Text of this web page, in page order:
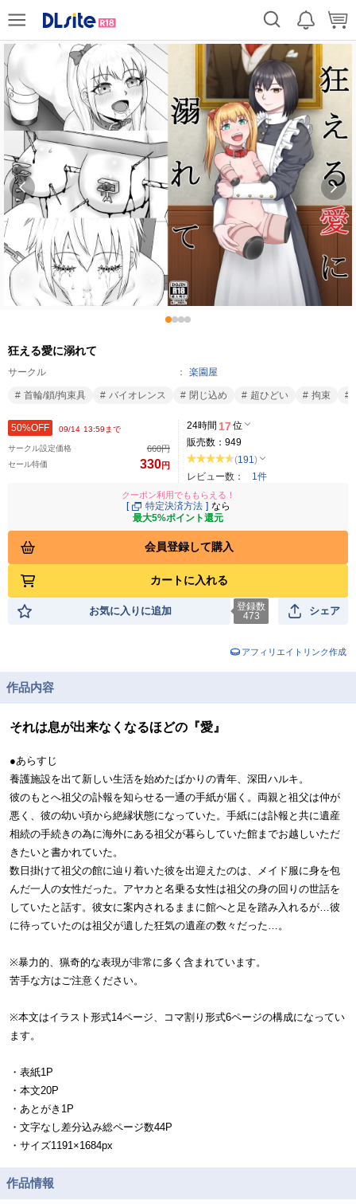
狂える愛に溺れて
サークル 楽園屋
首輪/鎖/拘束具 バイオレンス 閉じ込め 超ひどい 拘束
50%OFF 09/14 13:59まで
サークル設定価格 660円
セール特価 330円
24時間 17位
販売数： 949
(191 )
レビュー数：
1件
クーポン利用でももらえる！
[ 特定決済方法] なら
最大5%ポイント還元
会員登録して購入
カートに入れる
お気に入りに追加
登録数
473
シェア
アフィリエイトリンク作成
作品内容
それは息が出来なくなるほどの『愛』
●あらすじ
養護施設を出て新しい生活を始めたばかりの青年、深田ハルキ。
彼のもとへ祖父の訃報を知らせる一通の手紙が届く。両親と祖父は仲が
悪く、彼の幼い頃から絶縁状態になっていた。手紙には訃報と共に遺産
相続の手続きの為に海外にある祖父が暮らしていた館までお越しいただ
きたいと書かれていた。
数日掛けて祖父の館に辿り着いた彼を出迎えたのは、メイド服に身を包
んだ一人の女性だった。アヤカと名乗る女性は祖父の身の回りの世話を
していたと話す。彼女に案内されるままに館へと足を踏み入れるが…彼
に待っていたのは祖父が遺した狂気の遺産の数々だった…。
※暴力的、猟奇的な表現が非常に多く含まれています。
苦手な方はご注意ください。
※本文はイラスト形式14ページ、コマ割り形式6ページの構成になってい
ます。
・表紙1P
・本文20P
・あとがき1P
・文字なし差分込み総ページ数44P
・サイズ1191×1684px
作品情報